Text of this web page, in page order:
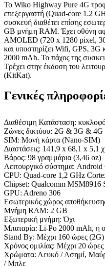
Το Wiko Highway Pure 4G
επεξεργαστή (Quad-core 1.2
συσκευή διαθέτει επίσης
GB μνήμη RAM. Έχει οθόνη
AMOLED (720 x 1280 pixel,
και υποστηρίζει Wifi, GPS,
2000 mAh. Το πάχος της
Τρέχει στην έκδοση του
(KitKat).
Γενικές
Διαθέσιμη Κατάσταση:
Ζώνες δικτύου: 2G & 3G & 4G
SIM: Μονή κάρτα (Nano-SIM)
Διαστάσεις: 141,9 x 68,1 x 5,1
Βάρος: 98 γραμμάρια (3,46 oz)
Λειτουργικό σύστημα:
CPU: Quad-core 1,2 GHz
Chipset: Qualcomm MSM8916
GPU: Adreno 306
Εσωτερικός χώρος
Μνήμη RAM: 2 GB
Εξωτερική μνήμη: Όχι
Μπαταρία: Li-Po 2000 mAh, η
Stand By: Μέχρι 160 ώρες
Χρόνος ομιλίας: Μέχρι 20
Χρώματα: Λευκό / Ασημί,
/ Μπλε